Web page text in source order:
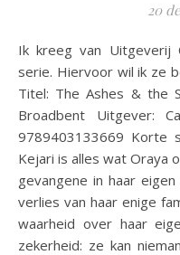
20
Ik kreeg van Uitgeverij Cargo deel 2 van deze fantasy
serie. Hiervoor wil ik ze
Titel: The Ashes & the
Broadbent Uitgever:
9789403133669 Korte
Kejari is alles wat Oraya
gevangene in haar
verlies van haar enige
waarheid over haar
zekerheid: ze kan